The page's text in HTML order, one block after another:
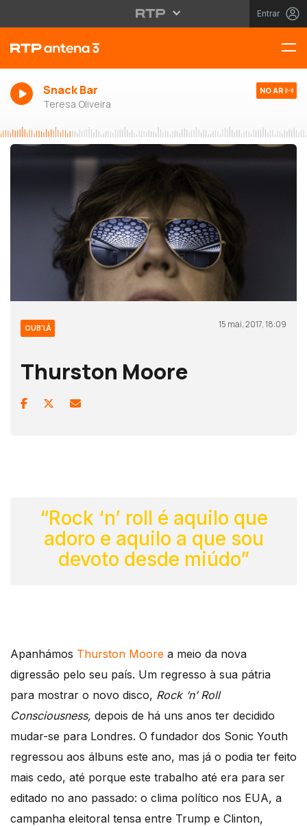
Entrar
Snack Bar
Teresa Oliveira
NO AR
OUB'LÁ 15 mai, 2017, 18:09
Thurston Moore
“Rock ‘n’ roll é aquilo que
adoro e aquilo a que sou
devoto desde miúdo”
Apanhámos Thurston Moore a meio da nova
digressão pelo seu país. Um regresso à sua pátria
para mostrar o novo disco, Rock ‘n’ Roll
Consciousness, depois de há uns anos ter decidido
mudar-se para Londres. O fundador dos Sonic Youth
regressou aos álbuns este ano, mas já o podia ter feito
mais cedo, até porque este trabalho até era para ser
editado no ano passado: o clima político nos EUA, a
campanha eleitoral tensa entre Trump e Clinton,